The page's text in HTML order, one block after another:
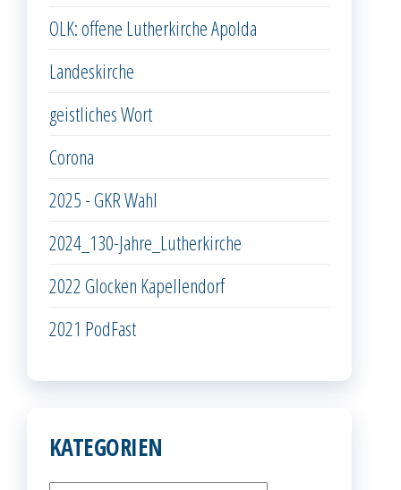
OLK: offene Lutherkirche Apolda
Landeskirche
geistliches Wort
Corona
2025 - GKR Wahl
2024_130-Jahre_Lutherkirche
2022 Glocken Kapellendorf
2021 PodFast
KATEGORIEN